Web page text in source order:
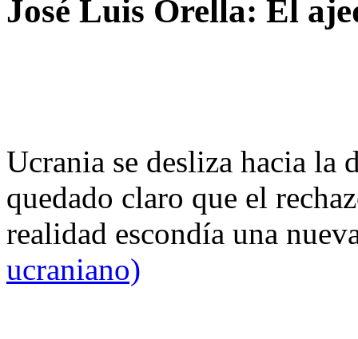
José Luis Orella: El
Ucrania se desliza hacia
quedado claro que el
realidad escondía una
ucraniano)